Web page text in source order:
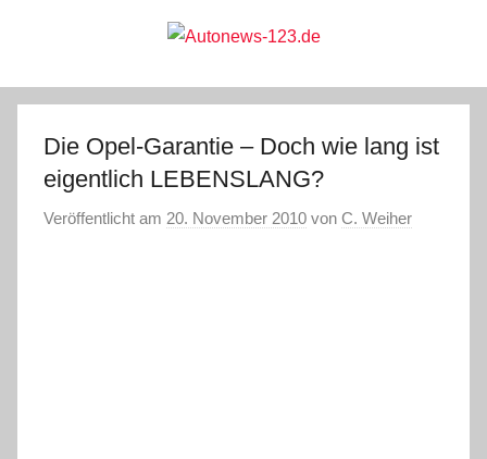
Autonews-
123.de
Die Opel-Garantie – Doch wie lang ist
eigentlich LEBENSLANG?
Veröffentlicht am 20. November 2010 von C. Weiher